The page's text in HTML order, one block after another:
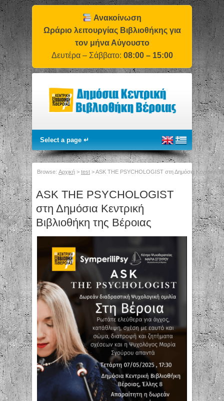
Ανακοίνωση
Ωράριο λειτουργίας Βιβλιοθήκης για
τον μήνα Αύγουστο
Δευτέρα – Σάββατο: 08:00 – 15:00
Browse: Αρχική > test >ASK THE PSYCHOLOGIST στη Δημόσια Κεντρική
ASK THE PSYCHOLOGIST
στη Δημόσια Κεντρική
Βιβλιοθήκη της Βέροιας